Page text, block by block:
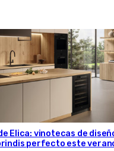
Elica: vinotecas de
perfecto este